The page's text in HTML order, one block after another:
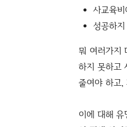
사교육
성공하
뭐 여러가지
하지 못하고
줄여야 하고,
이에 대해